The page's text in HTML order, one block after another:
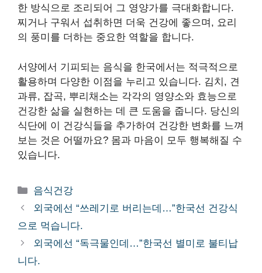
한 방식으로 조리되어 그 영양가를 극대화합니다.
찌거나 구워서 섭취하면 더욱 건강에 좋으며, 요리
의 풍미를 더하는 중요한 역할을 합니다.
서양에서 기피되는 음식을 한국에서는 적극적으로
활용하며 다양한 이점을 누리고 있습니다. 김치, 견
과류, 잡곡, 뿌리채소는 각각의 영양소와 효능으로
건강한 삶을 실현하는 데 큰 도움을 줍니다. 당신의
식단에 이 건강식들을 추가하여 건강한 변화를 느껴
보는 것은 어떨까요? 몸과 마음이 모두 행복해질 수
있습니다.
카
테
리
음식건강
외국에선 “쓰레기로 버리는데…”한국선 건강식
으로 먹습니다.
외국에선 “독극물인데…”한국선 별미로 불티납
니다.